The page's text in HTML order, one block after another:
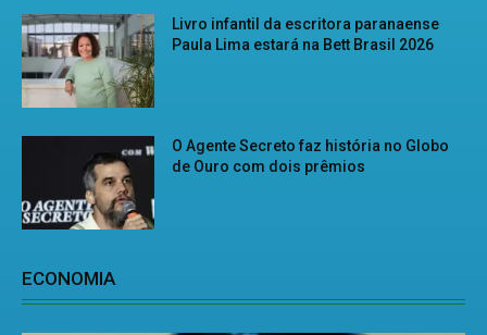
Livro infantil da escritora paranaense
Paula Lima estará na Bett Brasil 2026
O Agente Secreto faz história no Globo
de Ouro com dois prêmios
ECONOMIA